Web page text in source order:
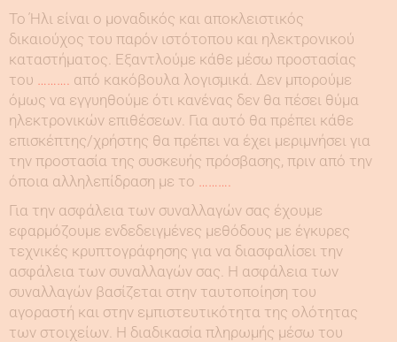
Το Ήλι είναι ο μοναδικός και αποκλειστικός
δικαιούχος του παρόν ιστότοπου και ηλεκτρονικού
καταστήματος. Εξαντλούμε κάθε μέσω προστασίας
του ………. από κακόβουλα λογισμικά. Δεν μπορούμε
όμως να εγγυηθούμε ότι κανένας δεν θα πέσει θύμα
ηλεκτρονικών επιθέσεων. Για αυτό θα πρέπει κάθε
επισκέπτης/χρήστης θα πρέπει να έχει μεριμνήσει για
την προστασία της συσκευής πρόσβασης, πριν από την
όποια αλληλεπίδραση με το ……….
Για την ασφάλεια των συναλλαγών σας έχουμε
εφαρμόζουμε ενδεδειγμένες μεθόδους με έγκυρες
τεχνικές κρυπτογράφησης για να διασφαλίσει την
ασφάλεια των συναλλαγών σας. Η ασφάλεια των
συναλλαγών βασίζεται στην ταυτοποίηση του
αγοραστή και στην εμπιστευτικότητα της ολότητας
των στοιχείων. Η διαδικασία πληρωμής μέσω του